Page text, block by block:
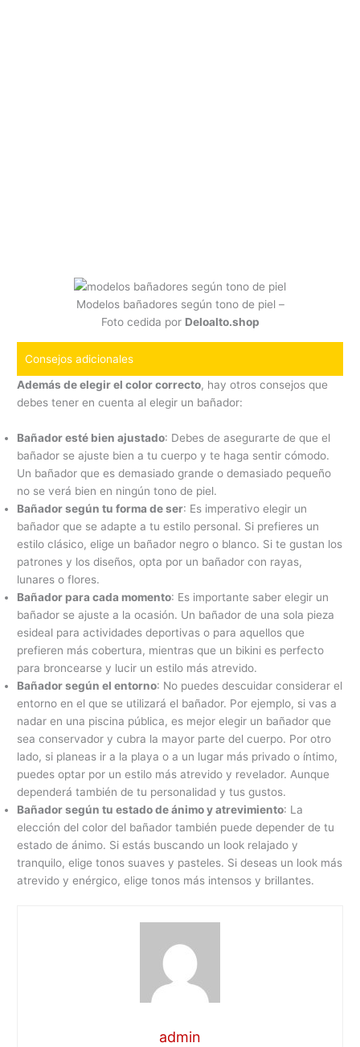
Modelos bañadores según tono de piel –
Foto cedida por Deloalto.shop
Consejos adicionales
Además de elegir el color correcto, hay otros consejos que
debes tener en cuenta al elegir un bañador:
Bañador esté bien ajustado: Debes de asegurarte de que el
bañador se ajuste bien a tu cuerpo y te haga sentir cómodo.
Un bañador que es demasiado grande o demasiado pequeño
no se verá bien en ningún tono de piel.
Bañador según tu forma de ser: Es imperativo elegir un
bañador que se adapte a tu estilo personal. Si prefieres un
estilo clásico, elige un bañador negro o blanco. Si te gustan los
patrones y los diseños, opta por un bañador con rayas,
lunares o flores.
Bañador para cada momento: Es importante saber elegir un
bañador se ajuste a la ocasión. Un bañador de una sola pieza
esideal para actividades deportivas o para aquellos que
prefieren más cobertura, mientras que un bikini es perfecto
para broncearse y lucir un estilo más atrevido.
Bañador según el entorno: No puedes descuidar considerar el
entorno en el que se utilizará el bañador. Por ejemplo, si vas a
nadar en una piscina pública, es mejor elegir un bañador que
sea conservador y cubra la mayor parte del cuerpo. Por otro
lado, si planeas ir a la playa o a un lugar más privado o íntimo,
puedes optar por un estilo más atrevido y revelador. Aunque
dependerá también de tu personalidad y tus gustos.
Bañador según tu estado de ánimo y atrevimiento: La
elección del color del bañador también puede depender de tu
estado de ánimo. Si estás buscando un look relajado y
tranquilo, elige tonos suaves y pasteles. Si deseas un look más
atrevido y enérgico, elige tonos más intensos y brillantes.
admin